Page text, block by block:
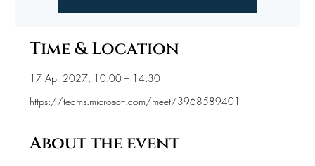
Time & Location
17 Apr 2027, 10:00 – 14:30
https://teams.microsoft.com/meet/3968589401
About the event